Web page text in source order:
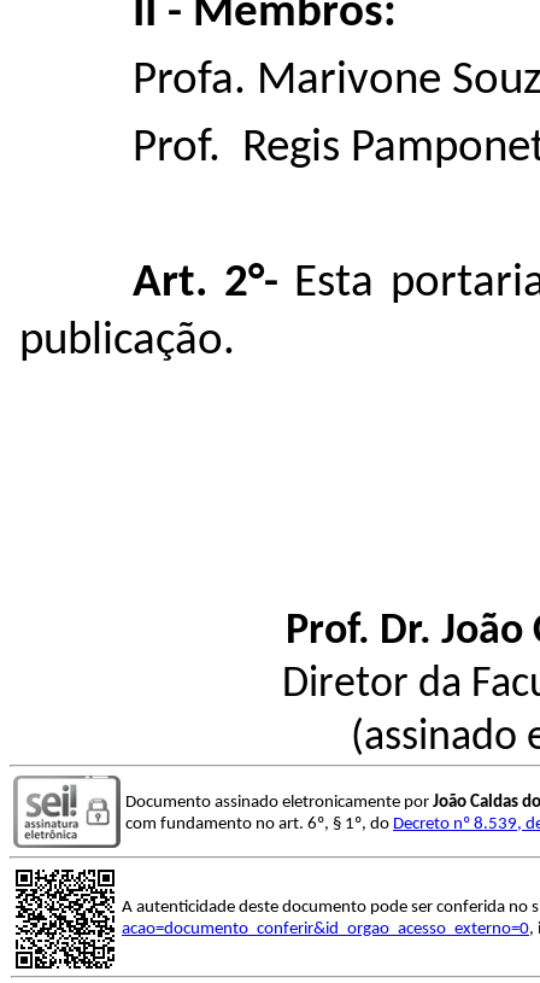
II - Membros:
Profa. Marivone
Prof. Regis
Art. 2°- Esta
publicação.
Prof. Dr. João
Diretor da
(assinado
Documento assinado eletronicamente por João Caldas
com fundamento no art. 6º, § 1º, do Decreto nº 8.539,
A autenticidade deste documento pode ser conferida no
acao=documento_conferir&id_orgao_acesso_externo=0,